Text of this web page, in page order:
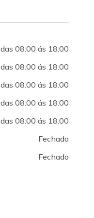
das 08:00 ás 18:00
das 08:00 ás 18:00
das 08:00 ás 18:00
das 08:00 ás 18:00
das 08:00 ás 18:00
Fechado
Fechado